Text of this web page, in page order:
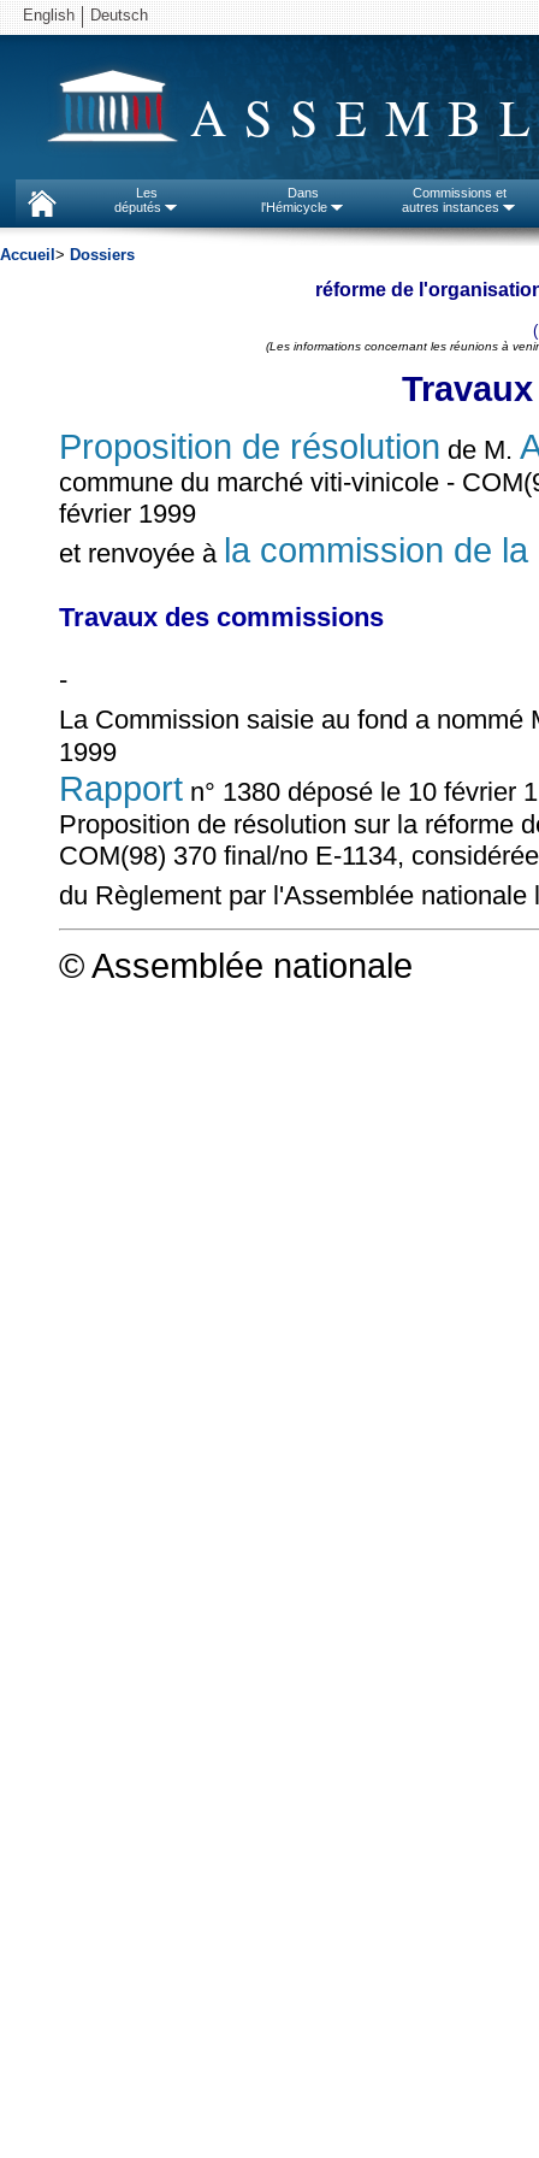
English Deutsch
Les
députés
Dans
l'Hémicycle
Commissions et
autres instances
Accueil > Dossiers
réforme de
(Les informations concernant les réunions à
Proposition de résolution de M.
commune du marché viti-vinicole -
février 1999
et renvoyée à la commission de
Travaux des commissions
-
La Commission saisie au fond a nommé
1999
Rapport n° 1380 déposé le 10 février
Proposition de résolution sur la réforme
COM(98) 370 final/no E-1134,
du Règlement par l'Assemblée
© Assemblée nationale